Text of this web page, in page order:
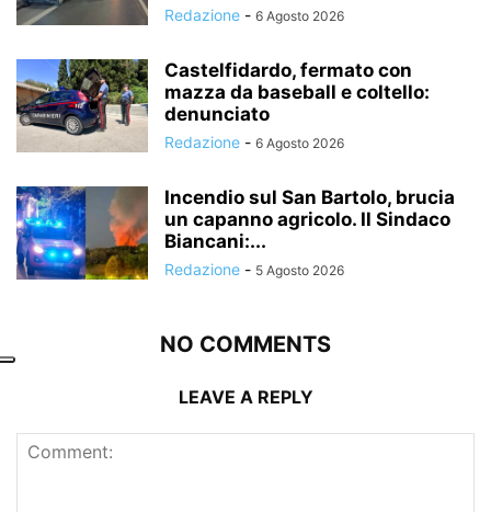
Redazione - 6 Agosto 2026
Castelfidardo, fermato con
mazza da baseball e coltello:
denunciato
Redazione - 6 Agosto 2026
Incendio sul San Bartolo, brucia
un capanno agricolo. Il Sindaco
Biancani:...
Redazione - 5 Agosto 2026
NO COMMENTS
LEAVE A REPLY